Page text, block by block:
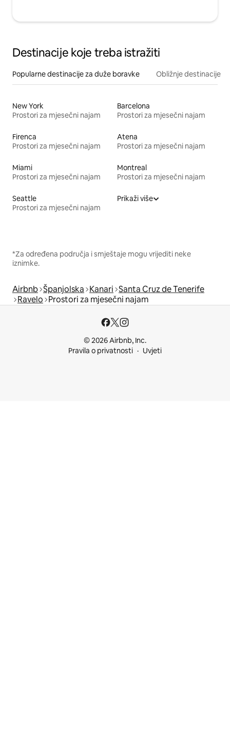
Destinacije koje treba istražiti
Popularne destinacije za duže boravke Obližnje destinacije
New York
Prostori za mjesečni najam
Barcelona
Prostori za mjesečni najam
Firenca
Prostori za mjesečni najam
Atena
Prostori za mjesečni najam
Miami
Prostori za mjesečni najam
Montreal
Prostori za mjesečni najam
Seattle
Prostori za mjesečni najam
Prikaži više
*Za određena područja i smještaje mogu vrijediti neke
iznimke.
Airbnb Španjolska Kanari Santa Cruz de Tenerife
Ravelo Prostori za mjesečni najam
© 2026 Airbnb, Inc.
Pravila o privatnosti
Uvjeti